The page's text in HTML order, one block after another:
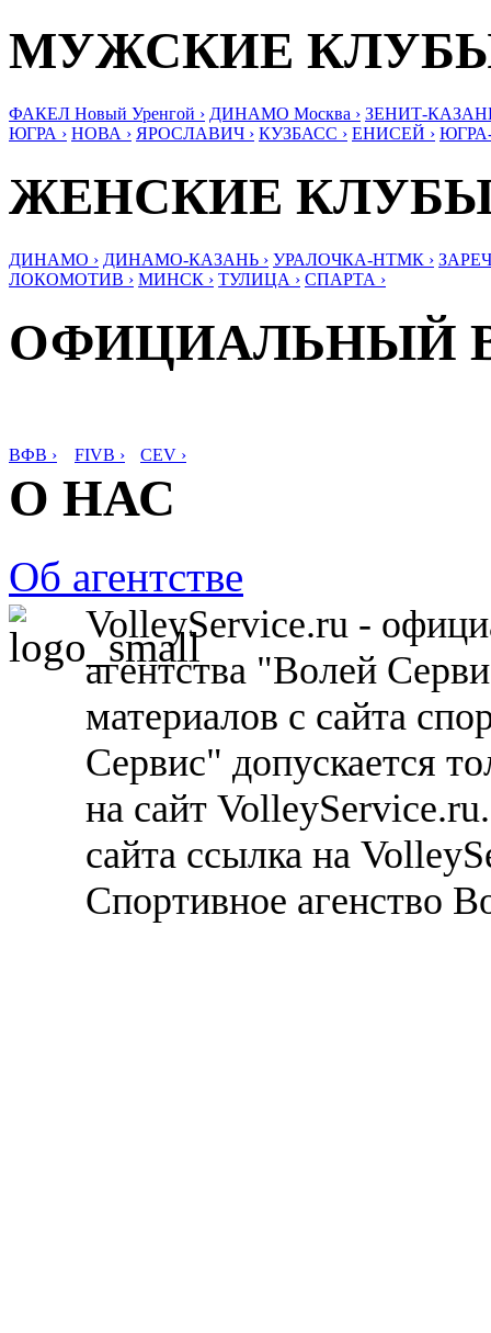
МУЖСКИЕ
ФАКЕЛ Новый Уренгой › ДИНАМО Москва › ЗЕНИТ-
ЮГРА › НОВА › ЯРОСЛАВИЧ › КУЗБАСС › ЕНИСЕЙ ›
ЖЕНСКИЕ
ДИНАМО › ДИНАМО-КАЗАНЬ › УРАЛОЧКА-НТМК ›
ЛОКОМОТИВ › МИНСК › ТУЛИЦА › СПАРТА ›
ОФИЦИАЛЬНЫЙ
ВФВ › FIVB › CEV ›
О НАС
Об агентстве
VolleyService.ru -
агентства "Волей
материалов с сайта
Сервис" допускается
на сайт
сайта ссылка на
Спортивное агенство